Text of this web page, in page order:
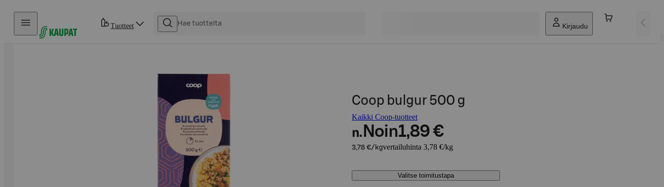
Hyppää sisältöön
Tuotteet Kirjaudu
Coop bulgur 500 g
Kaikki Coop-tuotteet
n. Noin1,89 €
3,78 €/kgvertailuhinta 3,78 €/kg
Valitse toimitustapa